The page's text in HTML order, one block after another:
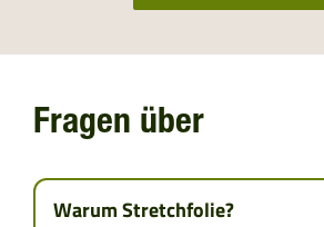
BOSNIEN UND HERZEGOWINA
KROATIEN
Fragen über
Warum Stretchfolie?